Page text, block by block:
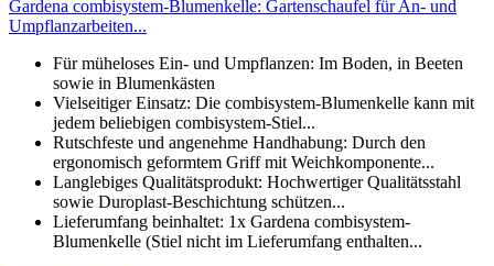
Gardena combisystem-Blumenkelle: Gartenschaufel für An- und
Umpflanzarbeiten...
Für müheloses Ein- und Umpflanzen: Im Boden, in Beeten
sowie in Blumenkästen
Vielseitiger Einsatz: Die combisystem-Blumenkelle kann mit
jedem beliebigen combisystem-Stiel...
Rutschfeste und angenehme Handhabung: Durch den
ergonomisch geformtem Griff mit Weichkomponente...
Langlebiges Qualitätsprodukt: Hochwertiger Qualitätsstahl
sowie Duroplast-Beschichtung schützen...
Lieferumfang beinhaltet: 1x Gardena combisystem-
Blumenkelle (Stiel nicht im Lieferumfang enthalten...